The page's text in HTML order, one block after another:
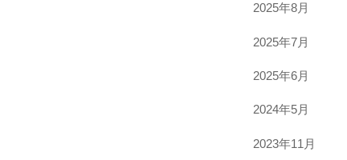
2025年8月
2025年7月
2025年6月
2024年5月
2023年11月